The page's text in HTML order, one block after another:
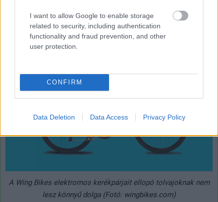
I want to allow Google to enable storage
related to security, including authentication
functionality and fraud prevention, and other
user protection.
CONFIRM
Data Deletion Data Access Privacy Policy
hagyományos bringákhoz képest jóval többe kerülő
járgányokra. Ez ellen igyekeznek megoldást kínálni a
Wing Bikes - írja azElectrek.
A Wing Bikes elektromos kerékpárjait ellopó tolvajoknak nem
lesz könnyű dolga (Fotó: wingbikes.com)